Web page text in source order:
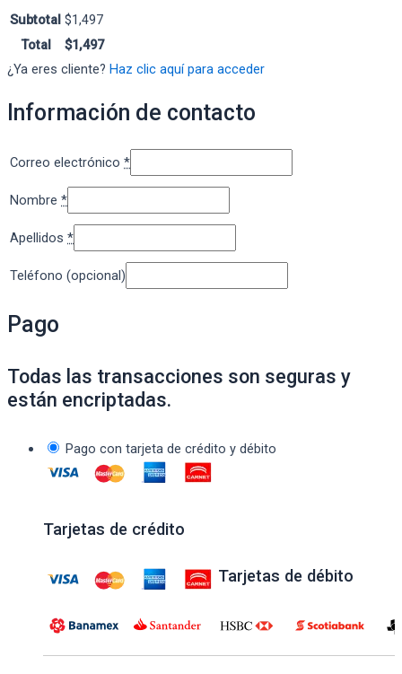
Subtotal $1,497
Total
$1,497
¿Ya eres cliente? Haz clic aquí para acceder
Información de contacto
Correo electrónico *
Nombre *
Apellidos *
Teléfono (opcional)
Pago
Todas las transacciones son seguras y
están encriptadas.
Pago con tarjeta de crédito y débito
Tarjetas de crédito
Tarjetas de débito